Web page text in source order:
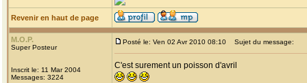
Revenir en haut de page
M.O.P.
Super Posteur
Inscrit le: 11 Mar 2004
Messages: 3224
Posté le: Ven 02 Avr 2010 08:10 Sujet du message:
C'est surement un poisson d'avril